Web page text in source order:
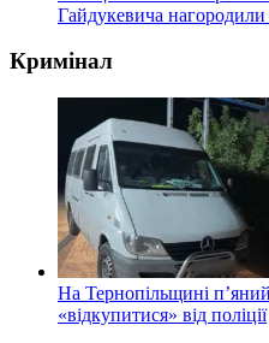
Гайдукевича нагородили
Кримінал
На Тернопільщині
«відкупитися» від поліції